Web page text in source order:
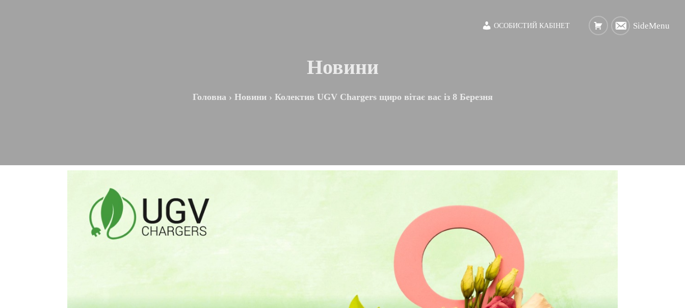
ОСОБИСТИЙ КАБІНЕТ SideMenu
Новини
Головна › Новини› Колектив UGV Chargers щиро вітає вас із 8 Березня